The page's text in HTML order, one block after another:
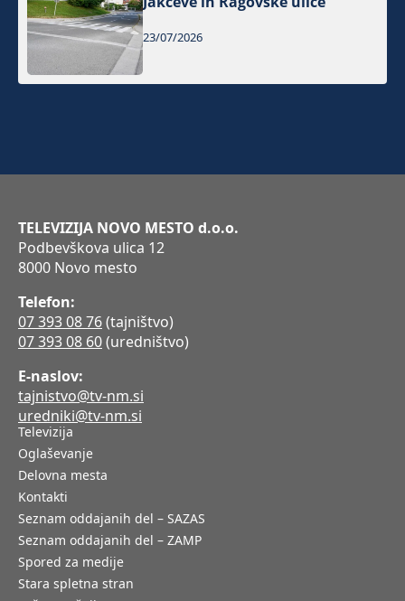
23/07/2026
TELEVIZIJA NOVO MESTO d.o.o.
Podbevškova ulica 12
8000 Novo mesto
Telefon:
07 393 08 76(tajništvo)
07 393 08 60(uredništvo)
E-naslov:
tajnistvo@tv-nm.si
uredniki@tv-nm.si
Televizija
Oglaševanje
Delovna mesta
Kontakti
Seznam oddajanih del – SAZAS
Seznam oddajanih del – ZAMP
Spored za medije
Stara spletna stran